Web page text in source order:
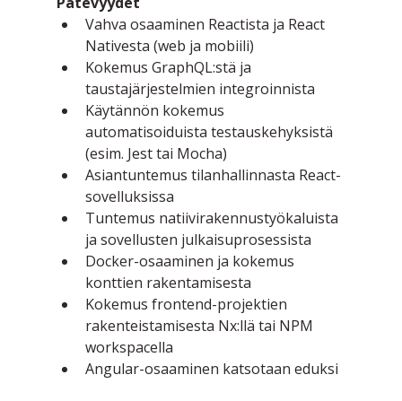
Vahva osaaminen Reactista ja React
Nativesta (web ja mobiili)
Kokemus GraphQL:stä ja
taustajärjestelmien integroinnista
Käytännön kokemus
automatisoiduista testauskehyksistä
(esim. Jest tai Mocha)
Asiantuntemus tilanhallinnasta React-
sovelluksissa
Tuntemus natiivirakennustyökaluista
ja sovellusten julkaisuprosessista
Docker-osaaminen ja kokemus
konttien rakentamisesta
Kokemus frontend-projektien
rakenteistamisesta Nx:llä tai NPM
workspacella
Angular-osaaminen katsotaan eduksi